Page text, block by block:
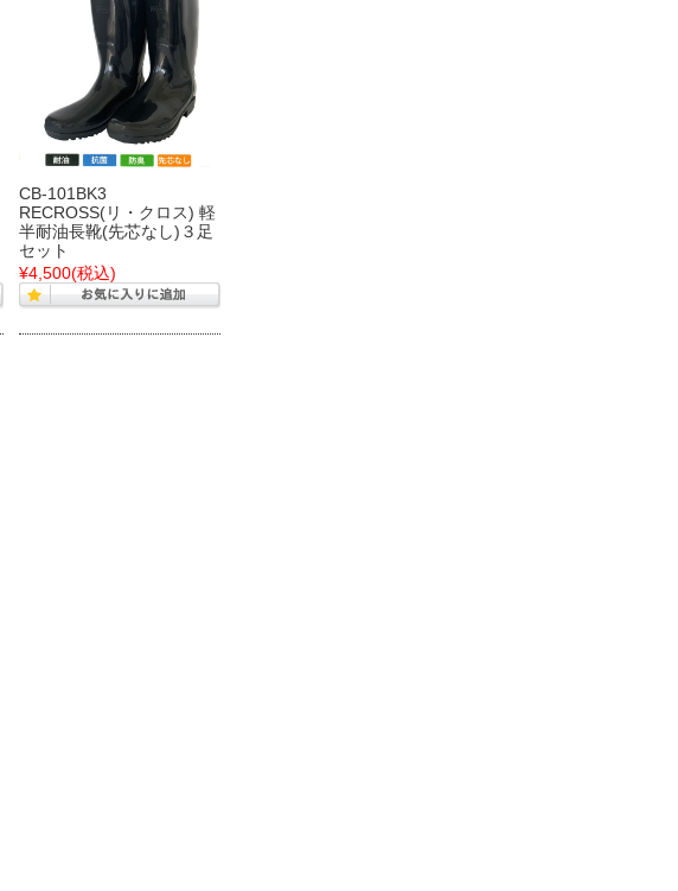
CB-101BK3
RECROSS(リ・クロス) 軽
半耐油長靴(先芯なし)３足
セット
¥4,500(税込)